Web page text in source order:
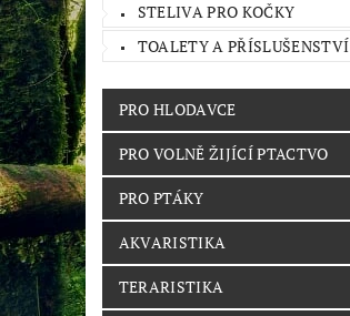
STELIVA PRO KOČKY
TOALETY A PŘÍSLUŠENSTVÍ
PRO HLODAVCE
PRO VOLNĚ ŽIJÍCÍ PTACTVO
PRO PTÁKY
AKVARISTIKA
TERARISTIKA